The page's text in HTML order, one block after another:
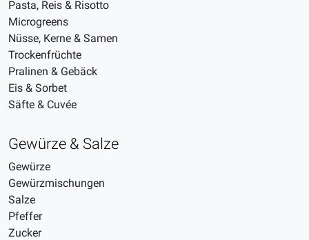
Pasta, Reis & Risotto
Microgreens
Nüsse, Kerne & Samen
Trockenfrüchte
Pralinen & Gebäck
Eis & Sorbet
Säfte & Cuvée
Gewürze & Salze
Gewürze
Gewürzmischungen
Salze
Pfeffer
Zucker